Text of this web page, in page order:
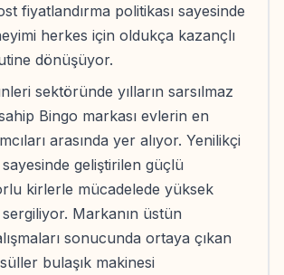
fiyatlandırma politikası sayesinde
herkes için oldukça kazançlı
dönüşüyor.
sektöründe yılların sarsılmaz
Bingo markası evlerin en
arasında yer alıyor. Yenilikçi
sayesinde geliştirilen güçlü
kirlerle mücadelede yüksek
Markanın üstün
sonucunda ortaya çıkan
bulaşık makinesi